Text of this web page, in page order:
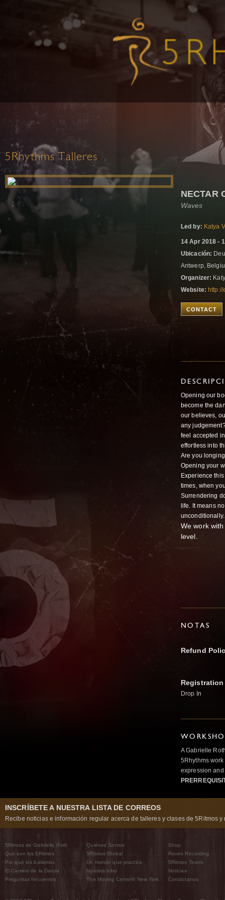
5Rhythms Talleres
NECTAR
Waves
Led by: Katya
14 Apr 2018 -
Ubicación:
Antwerp,
Organizer:
Website:
CONTACT
Opening our
become the
our believes,
any
feel accepted
effortless into
Are you
Opening your
Experience
times, when
Surrendering
life. It means
unconditionally.
We work
level.
NOTAS
Refund
Drop In
A Gabrielle
5Rhythms
expression
INSCRÍBETE A NUESTRA LISTA DE CORREOS
Recibe noticias e información regular acerca de talleres y clases de 5Ritmos y
5Ritmos de Gabrielle Roth
Qué son los 5Ritmos
Por qué los bailamos
El Camino de la Danza
Preguntas frecuentes
Quiénes Somos
5Ritmos Global
Un mundo que practica
Nuestra tribu
The Moving Center® New York
Shop
Raven Recording
5Ritmos Teatro
Noticias
Contáctanos